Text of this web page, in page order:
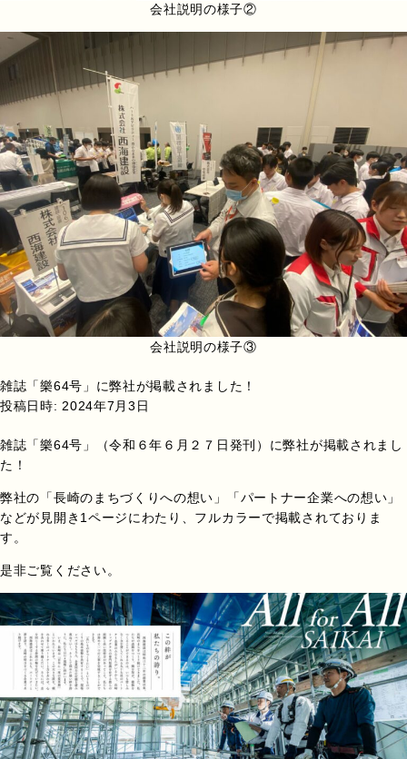
会社説明の様子②
会社説明の様子③
雑誌「樂64号」に弊社が掲載されました！
投稿日時: 2024年7月3日
雑誌「樂64号」（令和６年６月２７日発刊）に弊社が掲載されまし
た！
弊社の「長崎のまちづくりへの想い」「パートナー企業への想い」
などが見開き1ページにわたり、フルカラーで掲載されておりま
す。
是非ご覧ください。